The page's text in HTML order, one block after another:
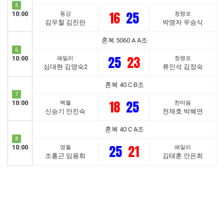
5
10:00 동강
김우철 김진란 16 25 청령포
박명자 우승식
6
10:00
혼복 5060 A A조
패밀리
심대현 김영숙2 25 23 청령포
류인석 김정숙
7
10:00
혼복 40 C B조
백월
신승기 안진숙 18 25 한마음
전재호 박혜연
8
10:00
혼복 40 C A조
영월
조홍근 임용희 25 21 패밀리
김태훈 안은희